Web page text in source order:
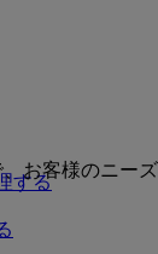
する
お客様のニーズ